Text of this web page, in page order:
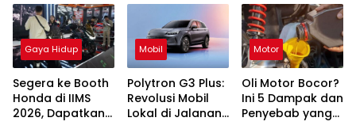
MV2 Tampil di
IIMS 2026
Varian Paling
Tinggi
Gaya Hidup
Segera ke Booth
Honda di IIMS
2026, Dapatkan
Mobil
Polytron G3 Plus:
Revolusi Mobil
Lokal di Jalanan
Motor
Oli Motor Bocor?
Ini 5 Dampak dan
Penyebab yang